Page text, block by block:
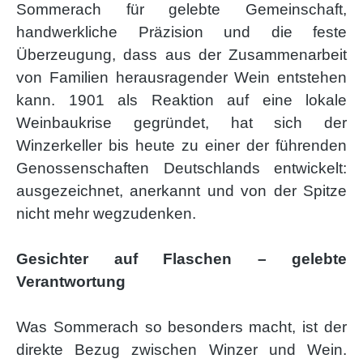
Sommerach für gelebte Gemeinschaft,
handwerkliche Präzision und die feste
Überzeugung, dass aus der Zusammenarbeit
von Familien herausragender Wein entstehen
kann. 1901 als Reaktion auf eine lokale
Weinbaukrise gegründet, hat sich der
Winzerkeller bis heute zu einer der führenden
Genossenschaften Deutschlands entwickelt:
ausgezeichnet, anerkannt und von der Spitze
nicht mehr wegzudenken.
Gesichter auf Flaschen – gelebte
Verantwortung
Was Sommerach so besonders macht, ist der
direkte Bezug zwischen Winzer und Wein.